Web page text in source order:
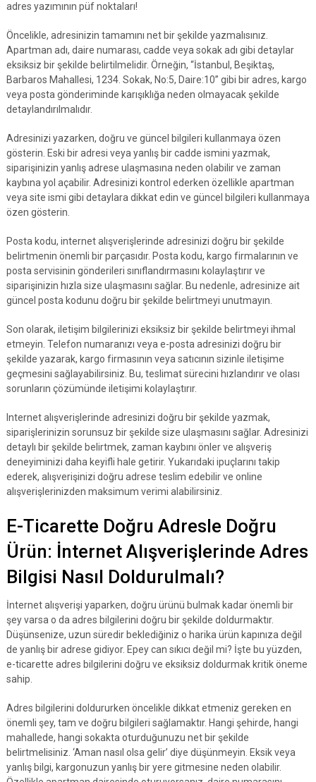
adres yazımının püf noktaları!
Öncelikle, adresinizin tamamını net bir şekilde yazmalısınız.
Apartman adı, daire numarası, cadde veya sokak adı gibi detaylar
eksiksiz bir şekilde belirtilmelidir. Örneğin, “İstanbul, Beşiktaş,
Barbaros Mahallesi, 1234. Sokak, No:5, Daire:10” gibi bir adres, kargo
veya posta gönderiminde karışıklığa neden olmayacak şekilde
detaylandırılmalıdır.
Adresinizi yazarken, doğru ve güncel bilgileri kullanmaya özen
gösterin. Eski bir adresi veya yanlış bir cadde ismini yazmak,
siparişinizin yanlış adrese ulaşmasına neden olabilir ve zaman
kaybına yol açabilir. Adresinizi kontrol ederken özellikle apartman
veya site ismi gibi detaylara dikkat edin ve güncel bilgileri kullanmaya
özen gösterin.
Posta kodu, internet alışverişlerinde adresinizi doğru bir şekilde
belirtmenin önemli bir parçasıdır. Posta kodu, kargo firmalarının ve
posta servisinin gönderileri sınıflandırmasını kolaylaştırır ve
siparişinizin hızla size ulaşmasını sağlar. Bu nedenle, adresinize ait
güncel posta kodunu doğru bir şekilde belirtmeyi unutmayın.
Son olarak, iletişim bilgilerinizi eksiksiz bir şekilde belirtmeyi ihmal
etmeyin. Telefon numaranızı veya e-posta adresinizi doğru bir
şekilde yazarak, kargo firmasının veya satıcının sizinle iletişime
geçmesini sağlayabilirsiniz. Bu, teslimat sürecini hızlandırır ve olası
sorunların çözümünde iletişimi kolaylaştırır.
Internet alışverişlerinde adresinizi doğru bir şekilde yazmak,
siparişlerinizin sorunsuz bir şekilde size ulaşmasını sağlar. Adresinizi
detaylı bir şekilde belirtmek, zaman kaybını önler ve alışveriş
deneyiminizi daha keyifli hale getirir. Yukarıdaki ipuçlarını takip
ederek, alışverişinizi doğru adrese teslim edebilir ve online
alışverişlerinizden maksimum verimi alabilirsiniz.
E-Ticarette Doğru Adresle Doğru
Ürün: İnternet Alışverişlerinde Adres
Bilgisi Nasıl Doldurulmalı?
İnternet alışverişi yaparken, doğru ürünü bulmak kadar önemli bir
şey varsa o da adres bilgilerini doğru bir şekilde doldurmaktır.
Düşünsenize, uzun süredir beklediğiniz o harika ürün kapınıza değil
de yanlış bir adrese gidiyor. Epey can sıkıcı değil mi? İşte bu yüzden,
e-ticarette adres bilgilerini doğru ve eksiksiz doldurmak kritik öneme
sahip.
Adres bilgilerini doldururken öncelikle dikkat etmeniz gereken en
önemli şey, tam ve doğru bilgileri sağlamaktır. Hangi şehirde, hangi
mahallede, hangi sokakta oturduğunuzu net bir şekilde
belirtmelisiniz. ‘Aman nasıl olsa gelir’ diye düşünmeyin. Eksik veya
yanlış bilgi, kargonuzun yanlış bir yere gitmesine neden olabilir.